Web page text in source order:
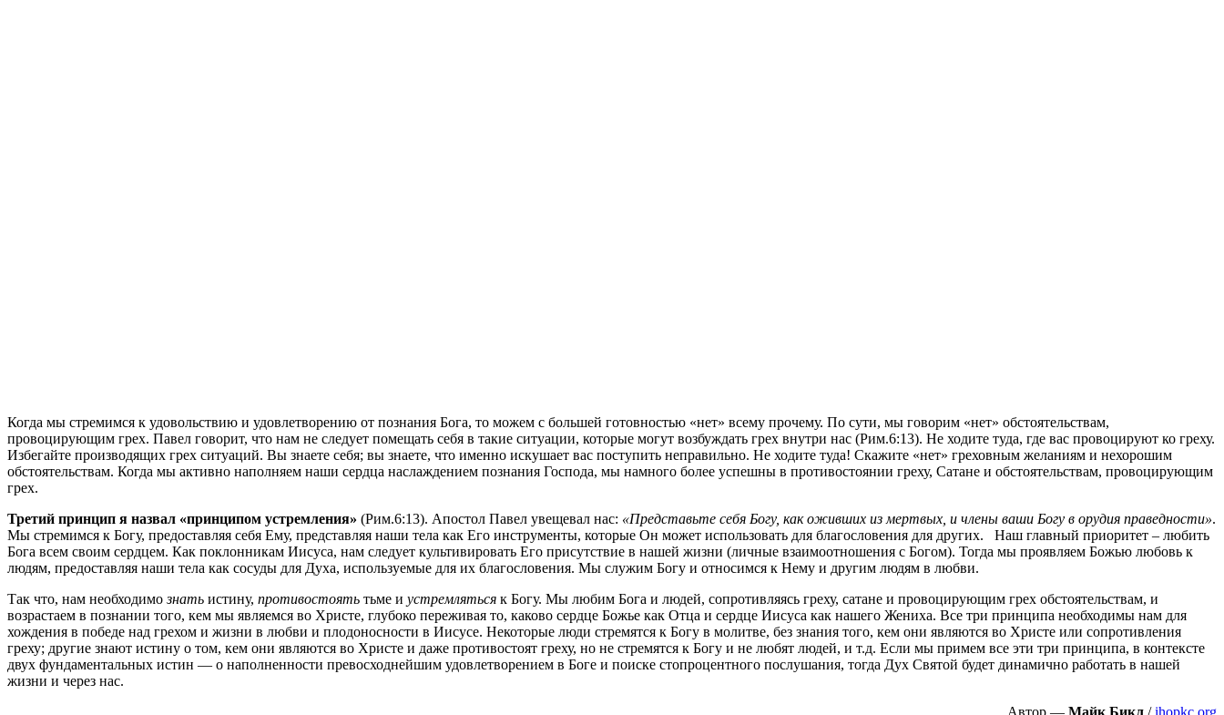
Когда мы стремимся к удовольствию и удовлетворению от познания Бога, то можем с большей готовностью «нет» всему прочему. По сути, мы говорим «нет» обстоятельствам,
провоцирующим грех. Павел говорит, что нам не следует помещать себя в такие ситуации, которые могут возбуждать грех внутри нас (Рим.6:13). Не ходите туда, где вас провоцируют ко греху.
Избегайте производящих грех ситуаций. Вы знаете себя; вы знаете, что именно искушает вас поступить неправильно. Не ходите туда! Скажите «нет» греховным желаниям и нехорошим
обстоятельствам. Когда мы активно наполняем наши сердца наслаждением познания Господа, мы намного более успешны в противостоянии греху, Сатане и обстоятельствам, провоцирующим
грех.
Третий принцип я назвал «принципом устремления» (Рим.6:13). Апостол Павел увещевал нас: «Представьте себя Богу, как оживших из мертвых, и члены ваши Богу в орудия праведности».
Мы стремимся к Богу, предоставляя себя Ему, представляя наши тела как Его инструменты, которые Он может использовать для благословения для других. Наш главный приоритет – любить
Бога всем своим сердцем. Как поклонникам Иисуса, нам следует культивировать Его присутствие в нашей жизни (личные взаимоотношения с Богом). Тогда мы проявляем Божью любовь к
людям, предоставляя наши тела как сосуды для Духа, используемые для их благословения. Мы служим Богу и относимся к Нему и другим людям в любви.
Так что, нам необходимознать истину, противостоять тьме и устремляться к Богу. Мы любим Бога и людей, сопротивляясь греху, сатане и провоцирующим грех обстоятельствам, и
возрастаем в познании того, кем мы являемся во Христе, глубоко переживая то, каково сердце Божье как Отца и сердце Иисуса как нашего Жениха. Все три принципа необходимы нам для
хождения в победе над грехом и жизни в любви и плодоносности в Иисусе. Некоторые люди стремятся к Богу в молитве, без знания того, кем они являются во Христе или сопротивления
греху; другие знают истину о том, кем они являются во Христе и даже противостоят греху, но не стремятся к Богу и не любят людей, и т.д. Если мы примем все эти три принципа, в контексте
двух фундаментальных истин — о наполненности превосходнейшим удовлетворением в Боге и поиске стопроцентного послушания, тогда Дух Святой будет динамично работать в нашей
жизни и через нас.